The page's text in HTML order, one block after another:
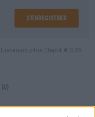
S’enregistrer
Livraison plus Dépôt € 0,25
(0)